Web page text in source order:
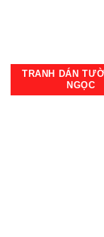
TRANH DÁN
NGỌC